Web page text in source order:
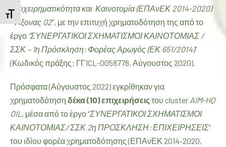
TOGGLE FONT SIZE
Επιχειρηματικότητα και Καινοτομία (ΕΠΑνΕΚ 2014-2020)
– Άξονας 02”, με την επιτυχή χρηματοδότηση της από το
έργο “ΣΥΝΕΡΓΑΤΙΚΟΙ ΣΧΗΜΑΤΙΣΜΟΙ ΚΑΙΝΟΤΟΜΙΑΣ /
ΣΣΚ – 1η Πρόσκληση: Φορέας Αρωγός (ΕΚ 651/2014)”
(Κωδικός πράξης: ΓΓ1CL-0058778, Αύγουστος 2020).
Πρόσφατα (Αύγουστος 2022) εγκρίθηκαν για
χρηματοδότηση δέκα (10) επιχειρήσειςτου cluster AIM-HQ
OIL , μέσα από το έργο “ΣΥΝΕΡΓΑΤΙΚΟΙ ΣΧΗΜΑΤΙΣΜΟΙ
ΚΑΙΝΟΤΟΜΙΑΣ/ ΣΣΚ 2η ΠΡΟΣΚΛΗΣΗ: ΕΠΙΧΕΙΡΗΣΕΙΣ”
του ιδίου φορέα χρηματοδότησης (ΕΠΑνΕΚ 2014-2020,